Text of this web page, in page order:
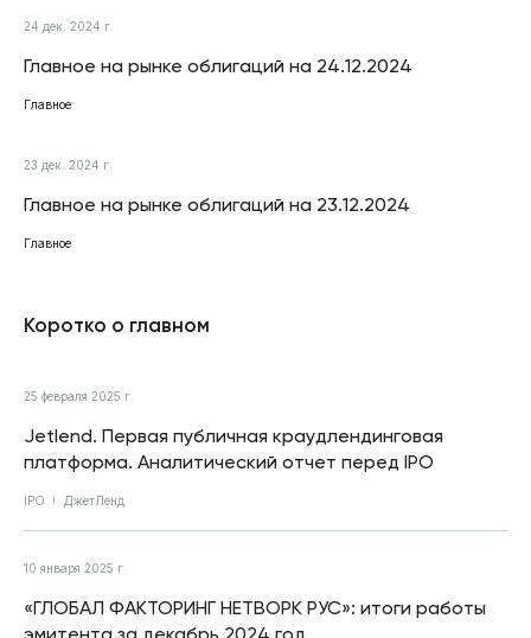
24 дек. 2024 г.
Главное на рынке облигаций на 24.12.2024
Главное
23 дек. 2024 г.
Главное на рынке облигаций на 23.12.2024
Главное
Коротко о главном
25 февраля 2025 г.
Jetlend. Первая публичная краудлендинговая
платформа. Аналитический отчет перед IPO
IPO ДжетЛенд
10 января 2025 г.
«ГЛОБАЛ ФАКТОРИНГ НЕТВОРК РУС»: итоги работы